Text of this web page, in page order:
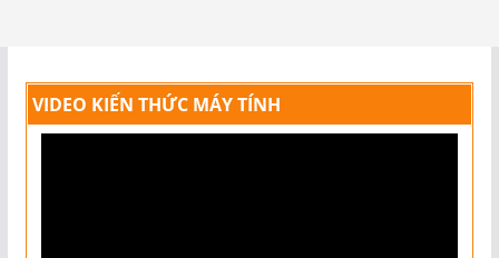
VIDEO KIẾN THỨC MÁY TÍNH